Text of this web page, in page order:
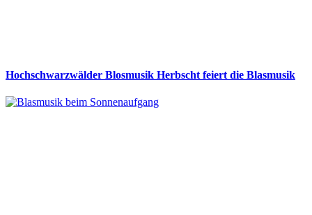
Hochschwarzwälder Blosmusik Herbscht feiert die Blasmusik